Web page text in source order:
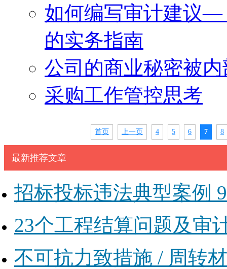
如何编写审计建议—
的实务指南
公司的商业秘密被
采购工作管控思考
首页 上一页 4 5 6 7 8
最新推荐文章
招标投标违法典型案例
23个工程结算问题及审
不可抗力致措施 / 周转